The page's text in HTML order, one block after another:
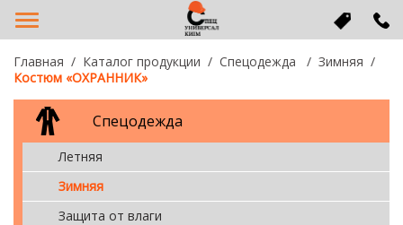
Главная Каталог продукции Спецодежда
Зимняя
Костюм «ОХРАННИК»
Спецодежда
Летняя
Зимняя
Защита от влаги